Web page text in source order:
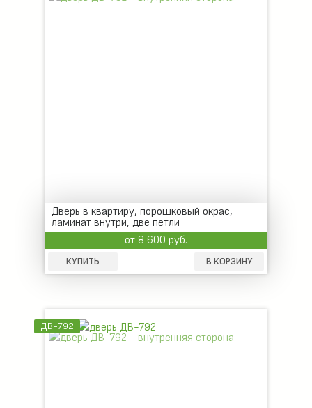
Дверь в квартиру, порошковый окрас,
ламинат внутри, две петли
от 8 600 руб.
КУПИТЬ В КОРЗИНУ
ДВ-792